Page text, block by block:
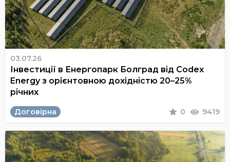
03.07.26
Інвестиції в Енергопарк Болград від Codex
Energy з орієнтовною дохідністю 20–25%
річних
Договірна 0 9419